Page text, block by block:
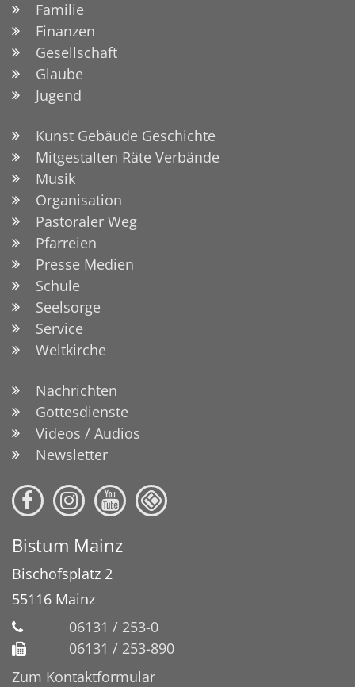
Familie
Finanzen
Gesellschaft
Glaube
Jugend
Kunst Gebäude Geschichte
Mitgestalten Räte Verbände
Musik
Organisation
Pastoraler Weg
Pfarreien
Presse Medien
Schule
Seelsorge
Service
Weltkirche
Nachrichten
Gottesdienste
Videos / Audios
Newsletter
Bistum Mainz
Bischofsplatz 2
55116 Mainz
06131 / 253-0
06131 / 253-890
Zum Kontaktformular